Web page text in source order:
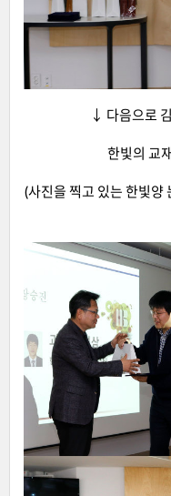
↓ 다음으로
한빛의 교
(사진을 찍고 있는 한빛양